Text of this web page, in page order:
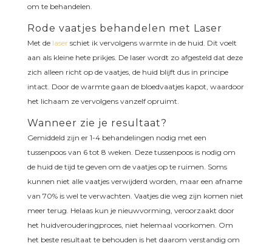
om te behandelen.
Rode vaatjes behandelen met Laser
Met de laserschiet ik vervolgens warmte in de huid. Dit voelt
aan als kleine hete prikjes. De laser wordt zo afgesteld dat deze
zich alleen richt op de vaatjes, de huid blijft dus in principe
intact. Door de warmte gaan de bloedvaatjes kapot, waardoor
het lichaam ze vervolgens vanzelf opruimt.
Wanneer zie je resultaat?
Gemiddeld zijn er 1-4 behandelingen nodig met een
tussenpoos van 6 tot 8 weken. Deze tussenpoos is nodig om
de huid de tijd te geven om de vaatjes op te ruimen. Soms
kunnen niet alle vaatjes verwijderd worden, maar een afname
van 70% is wel te verwachten. Vaatjes die weg zijn komen niet
meer terug. Helaas kun je nieuwvorming, veroorzaakt door
het huidverouderingproces, niet helemaal voorkomen. Om
het beste resultaat te behouden is het daarom verstandig om